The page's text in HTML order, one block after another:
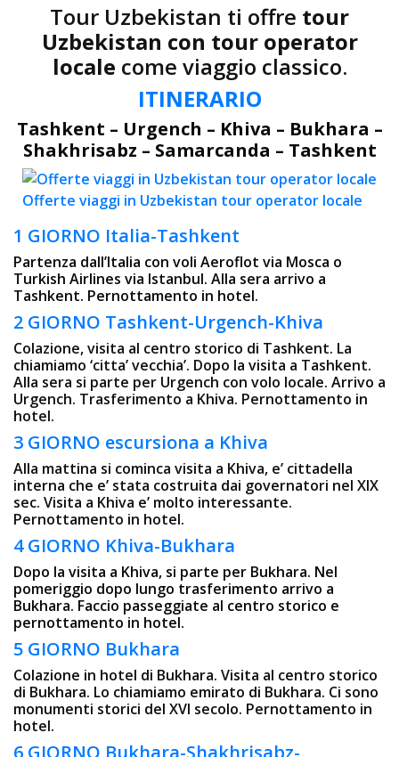
Tour Uzbekistan ti offre tour
Uzbekistan con tour operator
locale come viaggio classico.
ITINERARIO
Tashkent – Urgench – Khiva – Bukhara –
Shakhrisabz – Samarcanda – Tashkent
Offerte viaggi in Uzbekistan tour operator locale
1 GIORNO Italia-Tashkent
Partenza dall’Italia con voli Aeroflot via Mosca o
Turkish Airlines via Istanbul. Alla sera arrivo a
Tashkent. Pernottamento in hotel.
2 GIORNO Tashkent-Urgench-Khiva
Colazione, visita al centro storico di Tashkent. La
chiamiamo ‘citta’ vecchia’. Dopo la visita a Tashkent.
Alla sera si parte per Urgench con volo locale. Arrivo a
Urgench. Trasferimento a Khiva. Pernottamento in
hotel.
3 GIORNO escursiona a Khiva
Alla mattina si cominca visita a Khiva, e’ cittadella
interna che e’ stata costruita dai governatori nel XIX
sec. Visita a Khiva e’ molto interessante.
Pernottamento in hotel.
4 GIORNO Khiva-Bukhara
Dopo la visita a Khiva, si parte per Bukhara. Nel
pomeriggio dopo lungo trasferimento arrivo a
Bukhara. Faccio passeggiate al centro storico e
pernottamento in hotel.
5 GIORNO Bukhara
Colazione in hotel di Bukhara. Visita al centro storico
di Bukhara. Lo chiamiamo emirato di Bukhara. Ci sono
monumenti storici del XVI secolo. Pernottamento in
hotel.
6 GIORNO Bukhara-Shakhrisabz-